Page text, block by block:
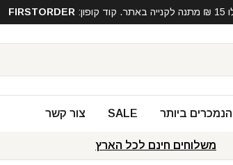
FIRSTORDER
הנמכרים ביותר SALE צור קשר
משלוחים חינם לכל הארץ